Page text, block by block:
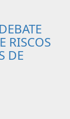
RISCOS
DE